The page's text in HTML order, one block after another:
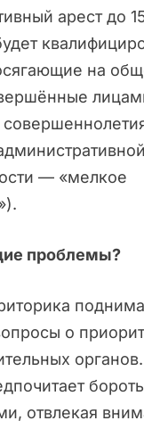
арест до
на
— «мелкое
проблемы?
о
отвлекая